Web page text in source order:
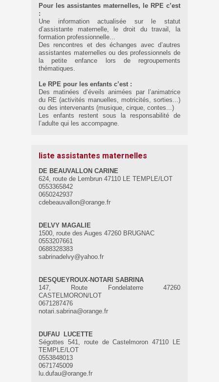
Pour les assistantes maternelles, le RPE c’est
:
Une information actualisée sur le statut
d’assistante maternelle, le droit du travail, la
formation professionnelle...
Des rencontres et des échanges avec d’autres
assistantes maternelles ou des professionnels de
la petite enfance lors de regroupements
thématiques.
Le RPE pour les enfants c’est :
Des matinées d’éveils animées par l’animatrice
du RE (activités manuelles, motricités, sorties...)
ou des intervenants (musique, cirque, contes...)
Les enfants restent sous la responsabilité de
l’adulte qui les accompagne.
liste assistantes maternelles
DE BEAUVALLON CARINE
624, route de Lembrun 47110 LE TEMPLE/LOT
0553365842
0650242937
cdebeauvallon@orange.fr
DELVY MAGALIE
1500, route des Auges 47260 BRUGNAC
0553207661
0688328383
sabrinadelvy@yahoo.fr
DESQUEYROUX-NOTARI SABRINA
147, Route Fondelaterre 47260
CASTELMORON/LOT
0671287476
notari.sabrina@orange.fr
DUFAU LUCETTE
Ségottes 541, route de Castelmoron 47110 LE
TEMPLE/LOT
0553848013
0671745009
lu.dufau@orange.fr